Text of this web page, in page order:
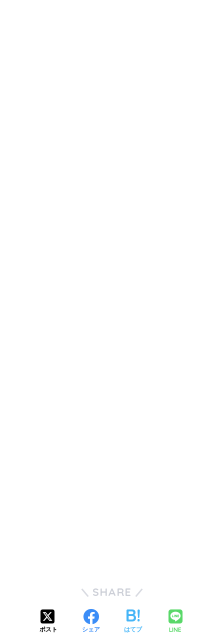
SHARE
ポスト シェア はてブ LINE